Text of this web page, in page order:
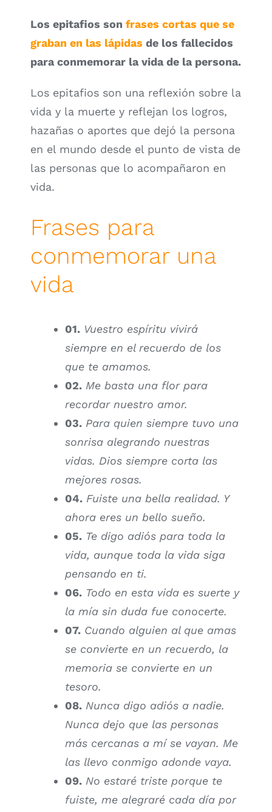
Los epitafios son frases cortas que se
graban en las lápidas de los fallecidos
para conmemorar la vida de la persona.
Los epitafios son una reflexión sobre la
vida y la muerte y reflejan los logros,
hazañas o aportes que dejó la persona
en el mundo desde el punto de vista de
las personas que lo acompañaron en
vida.
Frases para
conmemorar una
vida
01. Vuestro espíritu vivirá
siempre en el recuerdo de los
que te amamos.
02. Me basta una flor para
recordar nuestro amor.
03. Para quien siempre tuvo una
sonrisa alegrando nuestras
vidas. Dios siempre corta las
mejores rosas.
04. Fuiste una bella realidad. Y
ahora eres un bello sueño.
05. Te digo adiós para toda la
vida, aunque toda la vida siga
pensando en ti.
06. Todo en esta vida es suerte y
la mía sin duda fue conocerte.
07. Cuando alguien al que amas
se convierte en un recuerdo, la
memoria se convierte en un
tesoro.
08. Nunca digo adiós a nadie.
Nunca dejo que las personas
más cercanas a mí se vayan. Me
las llevo conmigo adonde vaya.
09. No estaré triste porque te
fuiste, me alegraré cada día por